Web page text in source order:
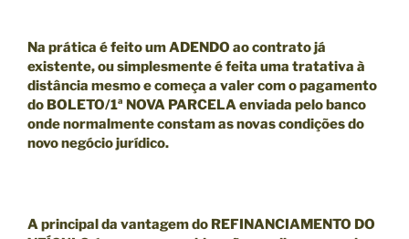
Na prática é feito um ADENDO ao contrato já
existente, ou simplesmente é feita uma tratativa à
distância mesmo e começa a valer com o pagamento
do BOLETO/1ª NOVA PARCELA enviada pelo banco
onde normalmente constam as novas condições do
novo negócio jurídico.
A principal da vantagemdo REFINANCIAMENTO DO